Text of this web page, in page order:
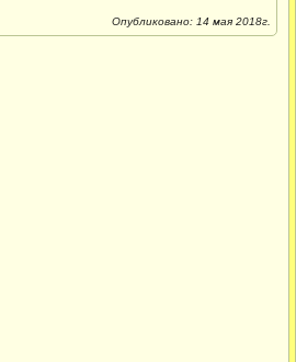
Опубликовано: 14 мая 2018г.